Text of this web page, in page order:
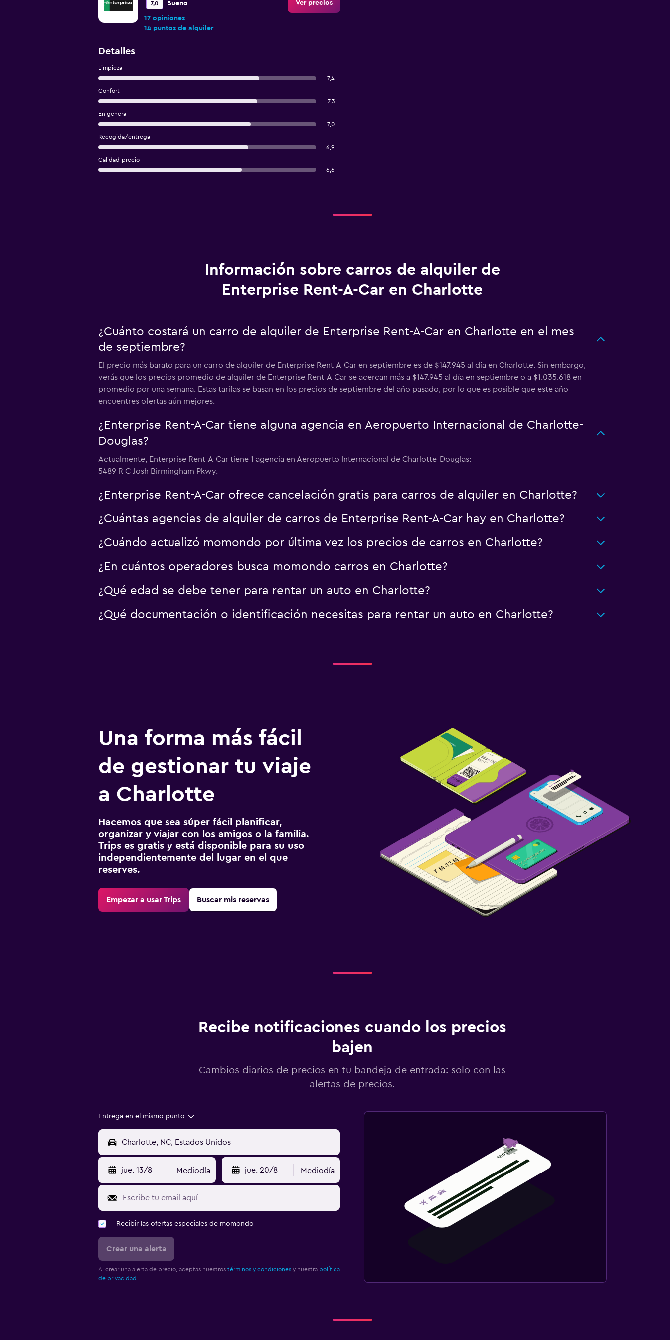
7,0 Bueno
17 opiniones
14 puntos de alquiler
Ver precios
Detalles
Limpieza
7,4
Confort
7,3
En general
7,0
Recogida/entrega
6,9
Calidad-precio
6,6
Información sobre carros de alquiler de
Enterprise Rent-A-Car en Charlotte
¿Cuánto costará un carro de alquiler de Enterprise Rent-A-Car en Charlotte en el mes
de septiembre?
El precio más barato para un carro de alquiler de Enterprise Rent-A-Car en septiembre es de $147.945 al día en Charlotte. Sin embargo,
verás que los precios promedio de alquiler de Enterprise Rent-A-Car se acercan más a $147.945 al día en septiembre o a $1.035.618 en
promedio por una semana. Estas tarifas se basan en los precios de septiembre del año pasado, por lo que es posible que este año
encuentres ofertas aún mejores.
¿Enterprise Rent-A-Car tiene alguna agencia en Aeropuerto Internacional de Charlotte-
Douglas?
Actualmente, Enterprise Rent-A-Car tiene 1 agencia en Aeropuerto Internacional de Charlotte-Douglas:
5489 R C Josh Birmingham Pkwy.
¿Enterprise Rent-A-Car ofrece cancelación gratis para carros de alquiler en Charlotte?
¿Cuántas agencias de alquiler de carros de Enterprise Rent-A-Car hay en Charlotte?
¿Cuándo actualizó momondo por última vez los precios de carros en Charlotte?
¿En cuántos operadores busca momondo carros en Charlotte?
¿Qué edad se debe tener para rentar un auto en Charlotte?
¿Qué documentación o identificación necesitas para rentar un auto en Charlotte?
Una forma más fácil
de gestionar tu viaje
a Charlotte
Hacemos que sea súper fácil planificar,
organizar y viajar con los amigos o la familia.
Trips es gratis y está disponible para su uso
independientemente del lugar en el que
reserves.
Empezar a usar Trips Buscar mis reservas
Recibe notificaciones cuando los precios
bajen
Cambios diarios de precios en tu bandeja de entrada: solo con las
alertas de precios.
Entrega en el mismo punto
jue. 13/8 Mediodía jue. 20/8 Mediodía
Recibir las ofertas especiales de momondo
Crear una alerta
Al crear una alerta de precio, aceptas nuestros términos y condicionesy nuestra política
de privacidad.